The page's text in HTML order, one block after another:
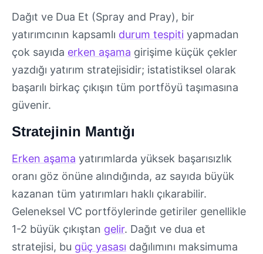
Dağıt ve Dua Et (Spray and Pray), bir
yatırımcının kapsamlı durum tespiti yapmadan
çok sayıda erken aşama girişime küçük çekler
yazdığı yatırım stratejisidir; istatistiksel olarak
başarılı birkaç çıkışın tüm portföyü taşımasına
güvenir.
Stratejinin Mantığı
Erken aşama yatırımlarda yüksek başarısızlık
oranı göz önüne alındığında, az sayıda büyük
kazanan tüm yatırımları haklı çıkarabilir.
Geleneksel VC portföylerinde getiriler genellikle
1-2 büyük çıkıştan gelir. Dağıt ve dua et
stratejisi, bu güç yasası dağılımını maksimuma